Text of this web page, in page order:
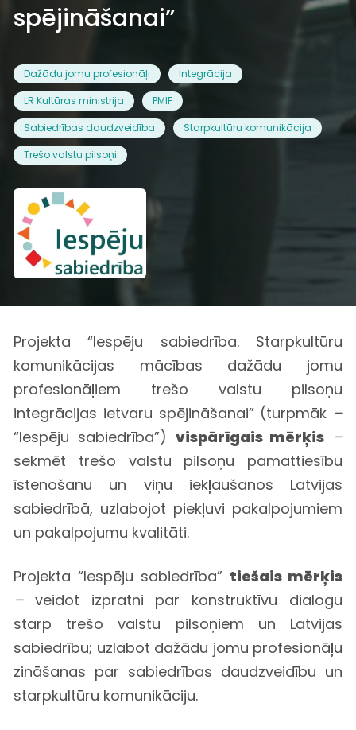
spējināšanai”
Dažādu jomu profesionāļi
Integrācija
LR Kultūras ministrija
PMIF
Sabiedrības daudzveidība
Starpkultūru komunikācija
Trešo valstu pilsoņi
Projekta “Iespēju sabiedrība. Starpkultūru
komunikācijas mācības dažādu jomu
profesionāļiem trešo valstu pilsoņu
integrācijas ietvaru spējināšanai” (turpmāk –
“Iespēju sabiedrība”) vispārīgais mērķis –
sekmēt trešo valstu pilsoņu pamattiesību
īstenošanu un viņu iekļaušanos Latvijas
sabiedrībā, uzlabojot piekļuvi pakalpojumiem
un pakalpojumu kvalitāti.
Projekta “Iespēju sabiedrība” tiešais mērķis
–veidot izpratni par konstruktīvu dialogu
starp trešo valstu pilsoņiem un Latvijas
sabiedrību; uzlabot dažādu jomu profesionāļu
zināšanas par sabiedrības daudzveidību un
starpkultūru komunikāciju.